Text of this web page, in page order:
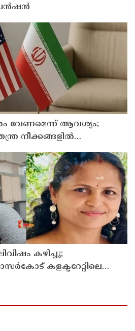
വേണമെന്ന് ആവശ്യം;
നീക്കങ്ങളില്‍
കഴിച്ചു;
കളക്ടറേറ്റിലെ